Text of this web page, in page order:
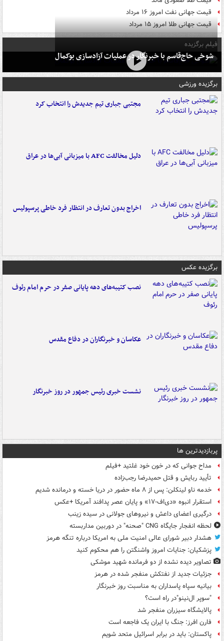
قیمت جهانی نفت امروز ۱۶ مرداد
قیمت جهانی طلا امروز ۱۵ مرداد
فیلم برگزیده
شوخی حاج‌قاسم با خبرنگار در عملیات آزادسازی بوکمال
برگزیده ورزشی
مجتبی جباری تیم جدیدش را انتخاب کرد
دلیل مخالفت AFC با میزبانی آبی‌ها در عراق
اخراج بدون تعارف در انتظار فرد خاطی پرسپولیس
برگزیده عکس
نصب کتیبه‌های دهه پایانی صفر در حرم امام رئوف
عکاسان و خبرنگاران در دفاع مقدس
نشست خبری رئیس جمهور در روز خبرنگار
پربازدیدترین ها
مداح جوانی که در خون خود غلتید +فیلم
تأیید ربایش و قتل حمیدرضا رجب‌زاده
خدمه ناو لینکلن: پس از ۸ ماه حضور در دریا خسته و درمانده‌ شدیم
استقرار انبوه «دی‌اف‑۱۷» و پایان عصر پدافند آمریکا +عکس
درگیری اعضای داعش و نیروهای جولانی در سیده زینب
لحظه انفجار جایگاه CNG "صحنه" در دوربین مداربسته
هشدار دبیر شورای عالی امنیت ملی به امریکا درباره تنگه هرمز
پزشکیان: جنایات امروز واشنگتن را هم محکوم کنید
تصاویر دیده‌ نشده از دو فرمانده شهید موشکی
جزئیات جدید از نفتکش منفجر شده در هرمز
بیانیه سپاه پاسداران به مناسبت روز خبرنگار
"سوپر ال‌نینو"در راه است؟
پالایشگاه سیزران منفجر شد
فارن افرز: جنگ با ایران یک فاجعه است
پاکستان: باید در برابر اسرائیل متحد شویم